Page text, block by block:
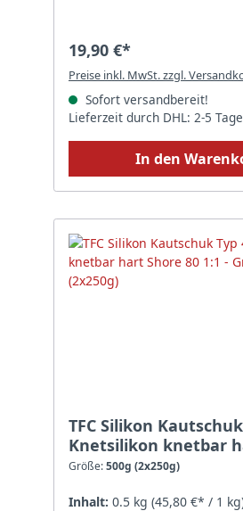
19,90 €*
Preise inkl. MwSt. zzgl.
Sofort versandbereit!
Lieferzeit durch DHL: 2-5 Tage
In den
TFC Silikon
Knetsilikon knetbar
80 1:1 - Größe: 500g
Größe:500g (2x250g)
Inhalt: 0.5 kg (45,80 €* / 1